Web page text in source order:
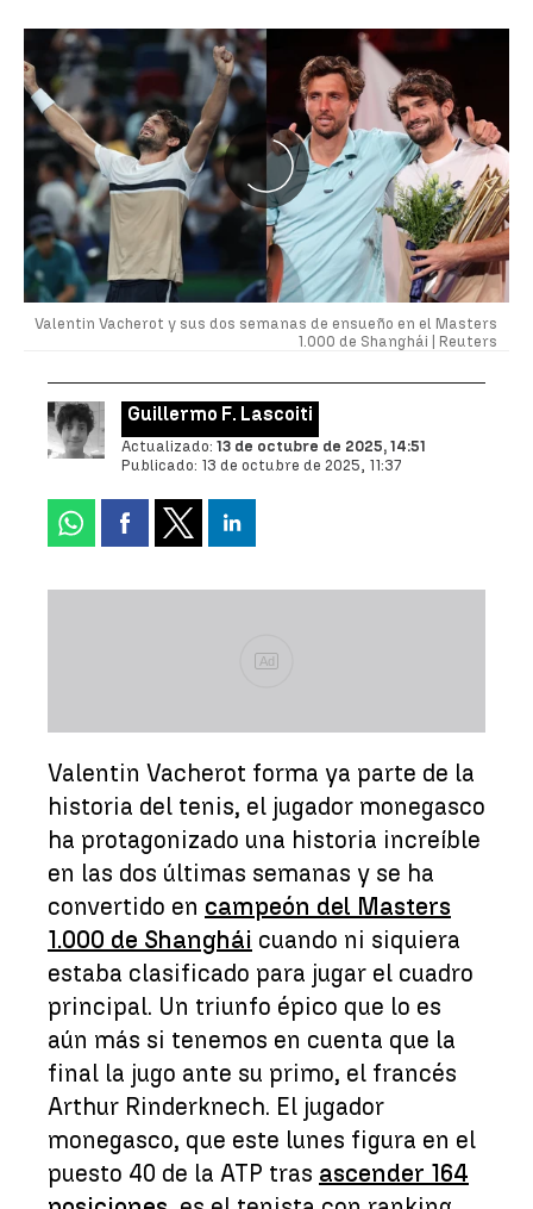
Valentin Vacherot y sus dos semanas de ensueño en el Masters
1.000 de Shanghái | Reuters
Guillermo F. Lascoiti
Actualizado:13 de octubre de 2025, 14:51
Publicado: 13 de octubre de 2025, 11:37
Ad
Valentin Vacherot forma ya parte de la
historia del tenis, el jugador monegasco
ha protagonizado una historia increíble
en las dos últimas semanas y se ha
convertido en campeón del Masters
1.000 de Shanghái cuando ni siquiera
estaba clasificado para jugar el cuadro
principal. Un triunfo épico que lo es
aún más si tenemos en cuenta que la
final la jugo ante su primo, el francés
Arthur Rinderknech. El jugador
monegasco, que este lunes figura en el
puesto 40 de la ATP tras ascender 164